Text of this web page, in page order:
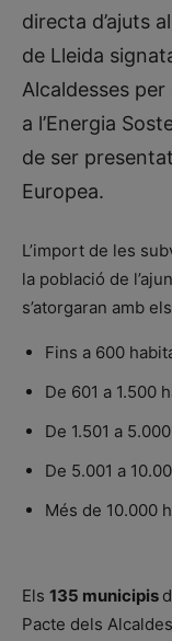
directa d’ajuts
de Lleida
Alcaldesses per
a l’Energia
de ser
Europea.
L’import de les
la població de
s’atorgaran amb
Fins a 600
De 601 a
De 1.501 a
De 5.001 a
Més de
Els 135 municipis
Pacte dels